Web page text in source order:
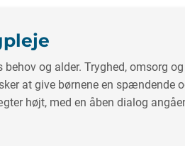
og alder. Tryghed, omsorg og
at give børnene en spændende
højt, med en åben dialog